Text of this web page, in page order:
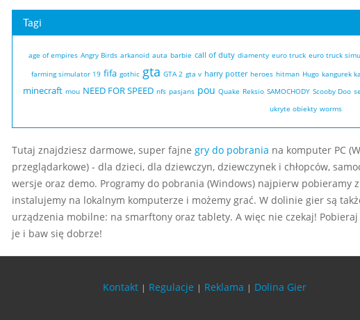
Tagi
age of empires Angry Birds arkanoid auta barbie call of duty diamenty euro truck euro truck
farming simulator 19 fifa gothic gta GTA 2 gta v harry potter heroes hitman Hugo kangurek
minecraft mou NEED FOR SPEED nfs pasjans pou Quake Reksio SAMOCHODY Scooby Doo
ukryte obiekty worms
Tutaj znajdziesz darmowe, super fajne gry do pobrania na komputer PC
przeglądarkowe) - dla dzieci, dla dziewczyn, dziewczynek i chłopców,
wersje oraz demo. Programy do pobrania (Windows) najpierw pobieramy
instalujemy na lokalnym komputerze i możemy grać. W dolinie gier są
urządzenia mobilne: na smarftony oraz tablety. A więc nie czekaj!
je i baw się dobrze!
Kontakt | Regulacje | Reklama | Dolina Gier